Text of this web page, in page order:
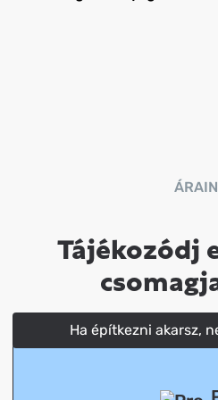
Tájékozódj
Ha építkezni akarsz,